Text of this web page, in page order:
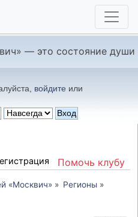
— это состояние души
войдите или
Помочь клубу
«Москвич» » Регионы»